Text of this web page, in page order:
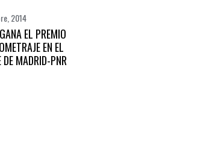
2014
EL PREMIO
EN EL
DE MADRID-PNR